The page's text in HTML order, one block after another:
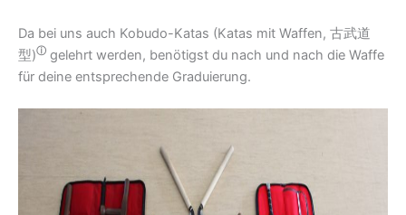
Da bei uns auch Kobudo-Katas (Katas mit Waffen, 古武道
型)ⓘ gelehrt werden, benötigst du nach und nach die Waffe
für deine entsprechende Graduierung.